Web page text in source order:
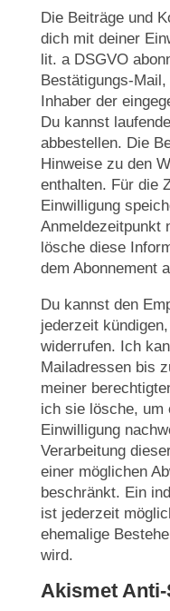
Die Beiträge und
dich mit deiner
lit. a DSGVO
Bestätigungs-
Inhaber der
Du kannst
abbestellen. Die
Hinweise zu den
enthalten. Für die
Einwilligung
Anmeldezeitpunkt
lösche diese
dem Abonnement
Du kannst den
jederzeit
widerrufen. Ich
Mailadressen bis
meiner
ich sie lösche, um
Einwilligung
Verarbeitung
einer möglichen
beschränkt. Ein
ist jederzeit
ehemalige
wird.
Akismet